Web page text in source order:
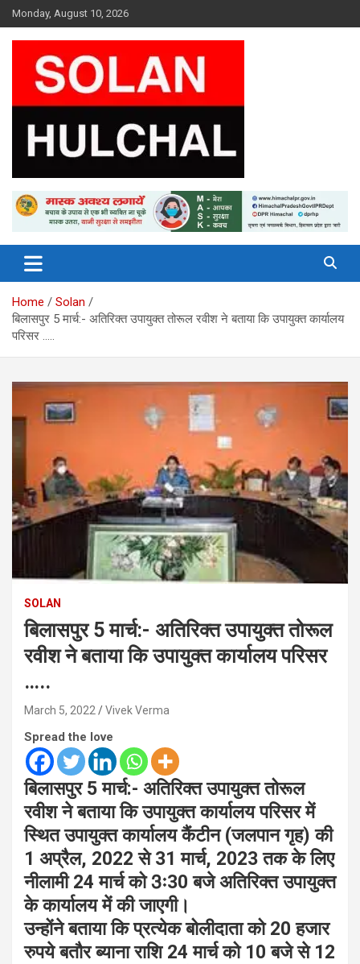
Skip
to
content
Monday, August 10, 2026
Solan Hulchal
Home
Solan
बिलासपुर 5 मार्च:- अतिरिक्त उपायुक्त तोरूल रवीश ने बताया कि उपायुक्त कार्यालय
परिसर …..
SOLAN
बिलासपुर 5 मार्च:- अतिरिक्त उपायुक्त तोरूल
रवीश ने बताया कि उपायुक्त कार्यालय परिसर
…..
March 5, 2022 Vivek Verma
Spread the love
बिलासपुर 5 मार्च:- अतिरिक्त उपायुक्त तोरूल
रवीश ने बताया कि उपायुक्त कार्यालय परिसर में
स्थित उपायुक्त कार्यालय कैंटीन (जलपान गृह) की
1 अप्रैल, 2022 से 31 मार्च, 2023 तक के लिए
नीलामी 24 मार्च को 3ः30 बजे अतिरिक्त उपायुक्त
के कार्यालय में की जाएगी।
उन्होंने बताया कि प्रत्येक बोलीदाता को 20 हजार
रुपये बतौर ब्याना राशि 24 मार्च को 10 बजे से 12